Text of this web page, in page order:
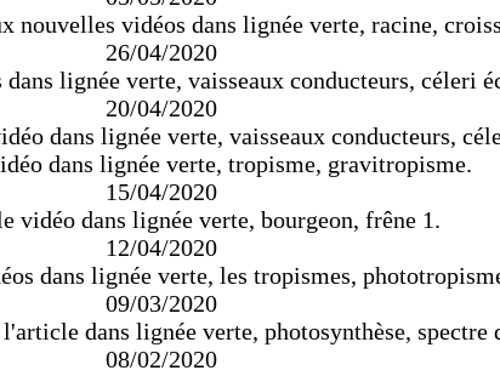
vidéos dans lignée verte, racine,
26/04/2020
lignée verte, vaisseaux conducteurs, céleri
20/04/2020
dans lignée verte, vaisseaux conducteurs,
dans lignée verte, tropisme, gravitropisme.
15/04/2020
vidéo dans lignée verte, bourgeon, frêne 1.
12/04/2020
dans lignée verte, les tropismes,
09/03/2020
dans lignée verte, photosynthèse, spectre
08/02/2020